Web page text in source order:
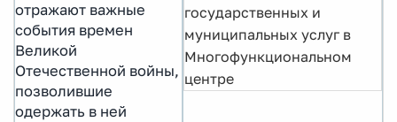
отражают важные
события времен
Великой
Отечественной войны,
позволившие
одержать в ней
государственных и
муниципальных услуг в
Многофункциональном
центре